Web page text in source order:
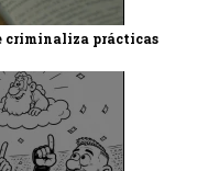
criminaliza prácticas